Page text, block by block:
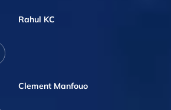
Rahul KC
Clement Manfouo